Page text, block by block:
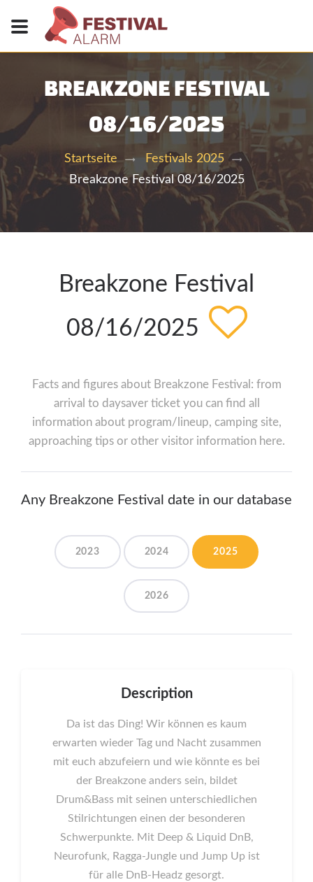
BREAKZONE FESTIVAL
08/16/2025
Startseite
Festivals 2025
Breakzone Festival 08/16/2025
Breakzone Festival
08/16/2025
Facts and figures about Breakzone Festival: from
arrival to daysaver ticket you can find all
information about program/lineup, camping site,
approaching tips or other visitor information here.
Any Breakzone Festival date in our database
2023 2024 2025
2026
Description
Da ist das Ding! Wir können es kaum
erwarten wieder Tag und Nacht zusammen
mit euch abzufeiern und wie könnte es bei
der Breakzone anders sein, bildet
Drum&Bass mit seinen unterschiedlichen
Stilrichtungen einen der besonderen
Schwerpunkte. Mit Deep & Liquid DnB,
Neurofunk, Ragga-Jungle und Jump Up ist
für alle DnB-Headz gesorgt.